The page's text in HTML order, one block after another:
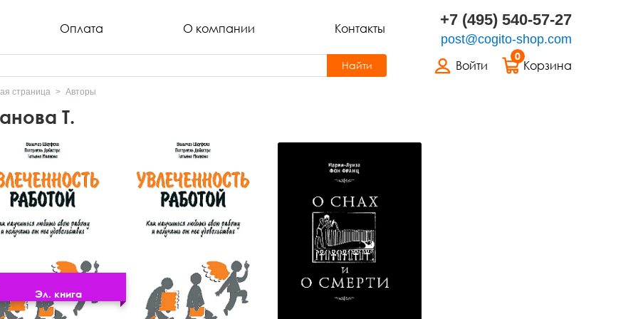
Оплата О компании Контакты +7 (495) 540-57-27
post@cogito-shop.com
Войти
0
Корзина
Найти
страница Авторы
Т.
Эл. книга